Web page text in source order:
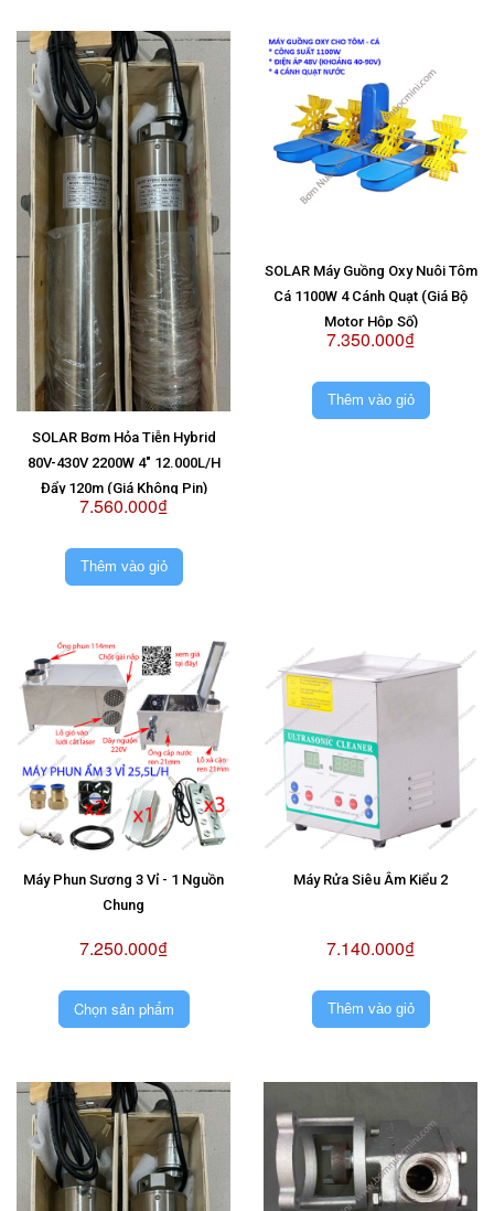
SOLAR Bơm Hỏa Tiễn Hybrid
80V-430V 2200W 4" 12.000L/H
Đẩy 120m (Giá Không Pin)
7.560.000₫
Thêm vào giỏ
SOLAR Máy Guồng Oxy Nuôi Tôm
Cá 1100W 4 Cánh Quạt (Giá Bộ
Motor Hộp Số)
7.350.000₫
Thêm vào giỏ
Máy Phun Sương 3 Vỉ - 1 Nguồn
Chung
7.250.000₫
Chọn sản phẩm
Máy Rửa Siêu Âm Kiểu 2
7.140.000₫
Thêm vào giỏ